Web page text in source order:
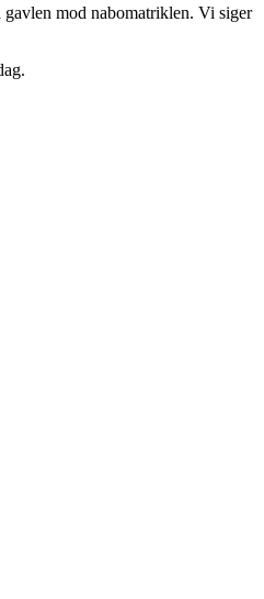
mod nabomatriklen. Vi siger